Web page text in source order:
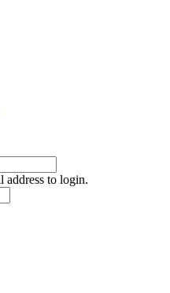
address to login.